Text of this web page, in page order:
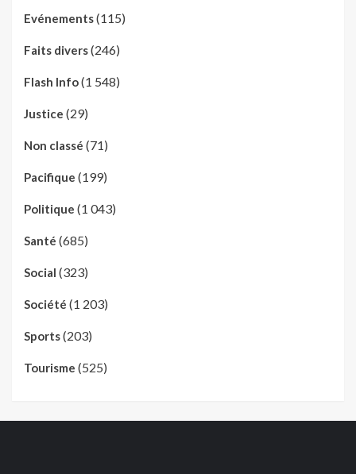
Evénements(115)
Faits divers(246)
Flash Info(1 548)
Justice (29)
Non classé (71)
Pacifique (199)
Politique (1 043)
Santé (685)
Social (323)
Société (1 203)
Sports(203)
Tourisme (525)